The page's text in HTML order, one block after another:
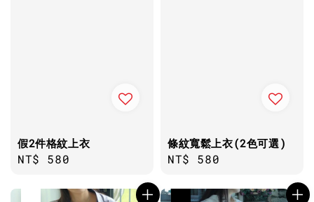
假2件格紋上衣
Regular
NT$ 580
條紋寬鬆上衣(2色可選)
Regular
NT$ 580